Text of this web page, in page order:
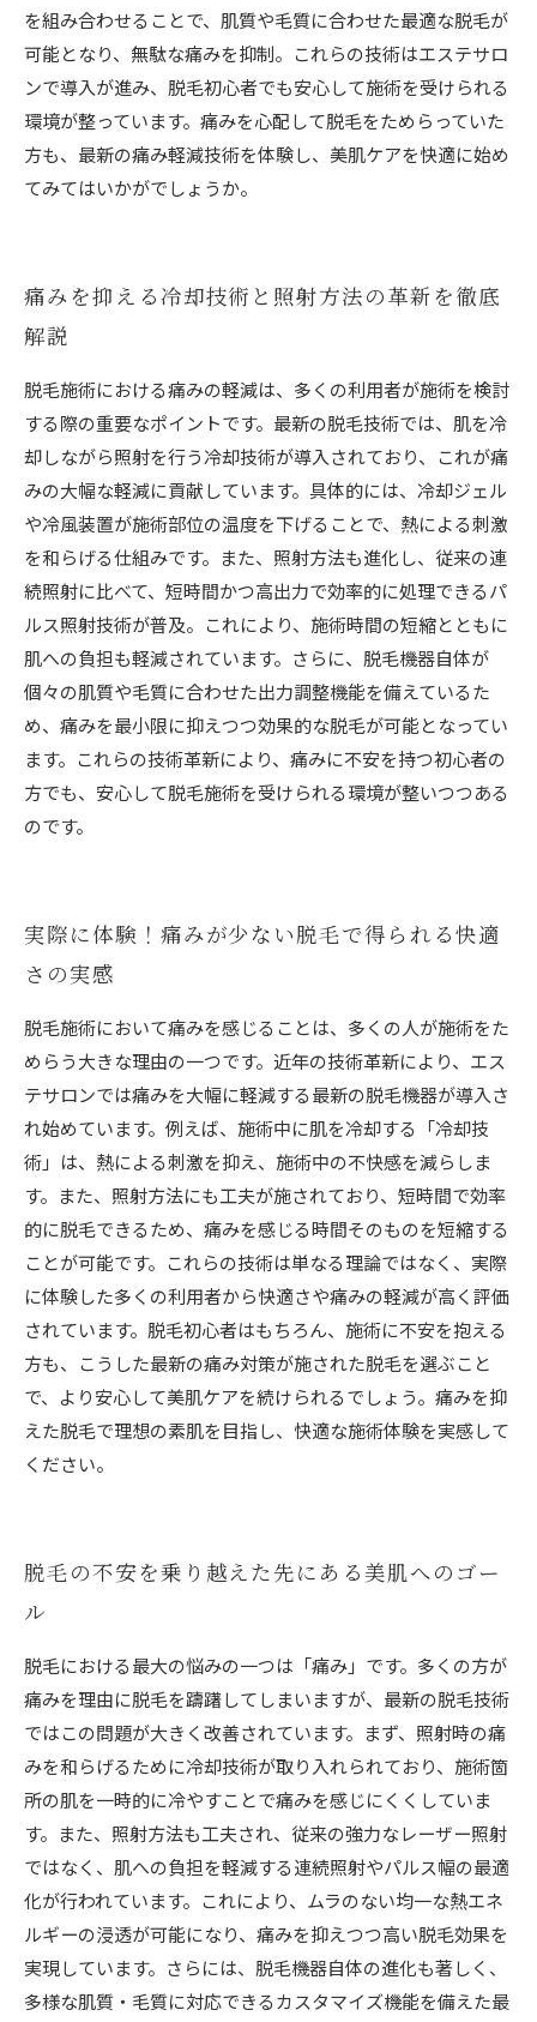
を組み合わせることで、肌質や毛質に合わせた最適な脱毛が
可能となり、無駄な痛みを抑制。これらの技術はエステサロ
ンで導入が進み、脱毛初心者でも安心して施術を受けられる
環境が整っています。痛みを心配して脱毛をためらっていた
方も、最新の痛み軽減技術を体験し、美肌ケアを快適に始め
てみてはいかがでしょうか。
痛みを抑える冷却技術と照射方法の革新を徹底
解説
脱毛施術における痛みの軽減は、多くの利用者が施術を検討
する際の重要なポイントです。最新の脱毛技術では、肌を冷
却しながら照射を行う冷却技術が導入されており、これが痛
みの大幅な軽減に貢献しています。具体的には、冷却ジェル
や冷風装置が施術部位の温度を下げることで、熱による刺激
を和らげる仕組みです。また、照射方法も進化し、従来の連
続照射に比べて、短時間かつ高出力で効率的に処理できるパ
ルス照射技術が普及。これにより、施術時間の短縮とともに
肌への負担も軽減されています。さらに、脱毛機器自体が
個々の肌質や毛質に合わせた出力調整機能を備えているた
め、痛みを最小限に抑えつつ効果的な脱毛が可能となってい
ます。これらの技術革新により、痛みに不安を持つ初心者の
方でも、安心して脱毛施術を受けられる環境が整いつつある
のです。
実際に体験！痛みが少ない脱毛で得られる快適
さの実感
脱毛施術において痛みを感じることは、多くの人が施術をた
めらう大きな理由の一つです。近年の技術革新により、エス
テサロンでは痛みを大幅に軽減する最新の脱毛機器が導入さ
れ始めています。例えば、施術中に肌を冷却する「冷却技
術」は、熱による刺激を抑え、施術中の不快感を減らしま
す。また、照射方法にも工夫が施されており、短時間で効率
的に脱毛できるため、痛みを感じる時間そのものを短縮する
ことが可能です。これらの技術は単なる理論ではなく、実際
に体験した多くの利用者から快適さや痛みの軽減が高く評価
されています。脱毛初心者はもちろん、施術に不安を抱える
方も、こうした最新の痛み対策が施された脱毛を選ぶこと
で、より安心して美肌ケアを続けられるでしょう。痛みを抑
えた脱毛で理想の素肌を目指し、快適な施術体験を実感して
ください。
脱毛の不安を乗り越えた先にある美肌へのゴー
ル
脱毛における最大の悩みの一つは「痛み」です。多くの方が
痛みを理由に脱毛を躊躇してしまいますが、最新の脱毛技術
ではこの問題が大きく改善されています。まず、照射時の痛
みを和らげるために冷却技術が取り入れられており、施術箇
所の肌を一時的に冷やすことで痛みを感じにくくしていま
す。また、照射方法も工夫され、従来の強力なレーザー照射
ではなく、肌への負担を軽減する連続照射やパルス幅の最適
化が行われています。これにより、ムラのない均一な熱エネ
ルギーの浸透が可能になり、痛みを抑えつつ高い脱毛効果を
実現しています。さらには、脱毛機器自体の進化も著しく、
多様な肌質・毛質に対応できるカスタマイズ機能を備えた最